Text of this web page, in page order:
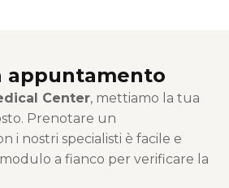
appuntamento
Center, mettiamo la tua
Prenotare un
i nostri specialisti è facile e
a fianco per verificare la